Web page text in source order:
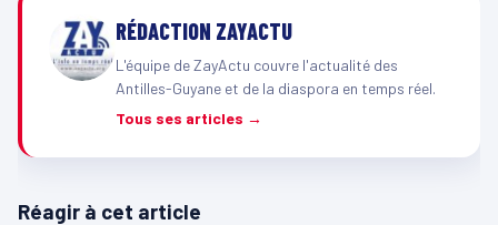
RÉDACTION ZAYACTU
L'équipe de ZayActu couvre l'actualité des
Antilles-Guyane et de la diaspora en temps réel.
Tous ses articles →
Réagir à cet article